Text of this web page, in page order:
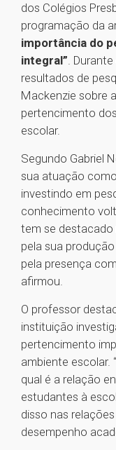
dos Colégios
programação da
importância do
integral”.
resultados de
Mackenzie sobre
pertencimento
escolar.
Segundo Gabriel
sua atuação
investindo em
conhecimento
tem se destacado
pela sua
pela presença
afirmou.
O professor
instituição
pertencimento
ambiente escolar.
qual é a relação
estudantes à
disso nas
desempenho